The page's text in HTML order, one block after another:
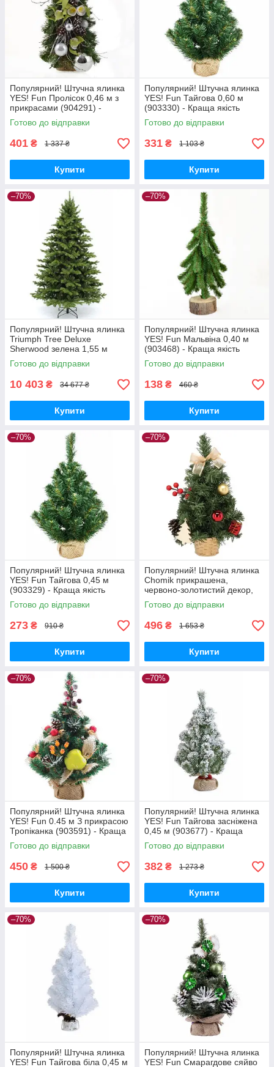
Популярний! Штучна ялинка
YES! Fun Пролісок 0,46 м з
прикрасами (904291) -
Краща якість тільки на
Nukleon.com.ua
Готово до відправки
401 ₴ 1 337 ₴
Купити
Популярний! Штучна ялинка
YES! Fun Тайгова 0,60 м
(903330) - Краща якість
тільки на Nukleon.com.ua
Готово до відправки
331 ₴ 1 103 ₴
Купити
–70%
Популярний! Штучна ялинка
Triumph Tree Deluxe
Sherwood зелена 1,55 м
(8711473288407) - Краща
якість тільки на
Готово до відправки
10 403 ₴ 34 677 ₴
Купити
–70%
Популярний! Штучна ялинка
YES! Fun Мальвіна 0,40 м
(903468) - Краща якість
тільки на Nukleon.com.ua
Готово до відправки
138 ₴ 460 ₴
Купити
–70%
Популярний! Штучна ялинка
YES! Fun Тайгова 0,45 м
(903329) - Краща якість
тільки на Nukleon.com.ua
Готово до відправки
273 ₴ 910 ₴
Купити
–70%
Популярний! Штучна ялинка
Chomik прикрашена,
червоно-золотистий декор,
30 см (5900779873964) —
Найкраща якість тільки на
Готово до відправки
496 ₴ 1 653 ₴
Купити
–70%
Популярний! Штучна ялинка
YES! Fun 0.45 м З прикрасою
Тропіканка (903591) - Краща
якість тільки на
Nukleon.com.ua
Готово до відправки
450 ₴ 1 500 ₴
Купити
–70%
Популярний! Штучна ялинка
YES! Fun Тайгова засніжена
0,45 м (903677) - Краща
якість тільки на
Nukleon.com.ua
Готово до відправки
382 ₴ 1 273 ₴
Купити
–70%
Популярний! Штучна ялинка
YES! Fun Тайгова біла 0,45 м
–70%
Популярний! Штучна ялинка
YES! Fun Смарагдове сяйво